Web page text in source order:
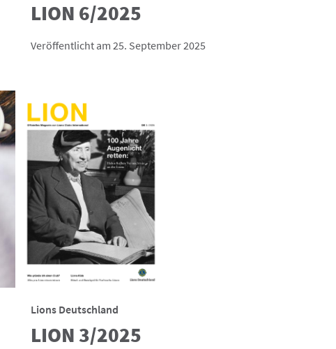
LION 6/2025
Veröffentlicht am 25. September 2025
Lions Deutschland
LION 3/2025